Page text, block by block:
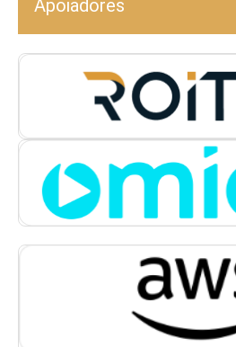
Apoiadores